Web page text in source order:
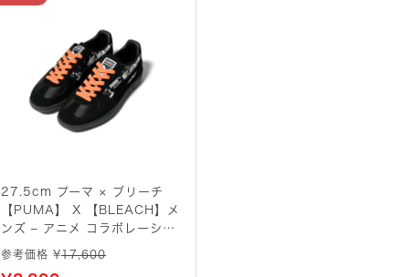
27.5cm プーマ × ブリーチ
【PUMA】 X 【BLEACH】メ
ンズ – アニメ コラボレーショ
ン パルレモ【黒崎一護
PALERMO BLEACH BLACK
参考価格 ¥17,600